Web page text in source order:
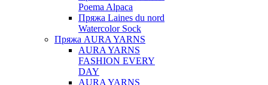
Poema Alpaca
Пряжа Laines du nord
Watercolor Sock
Пряжа AURA YARNS
AURA YARNS
FASHION EVERY
DAY
AURA YARNS